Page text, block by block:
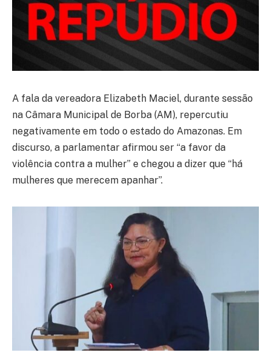
A fala da vereadora Elizabeth Maciel, durante sessão
na Câmara Municipal de Borba (AM), repercutiu
negativamente em todo o estado do Amazonas. Em
discurso, a parlamentar afirmou ser “a favor da
violência contra a mulher” e chegou a dizer que “há
mulheres que merecem apanhar”.